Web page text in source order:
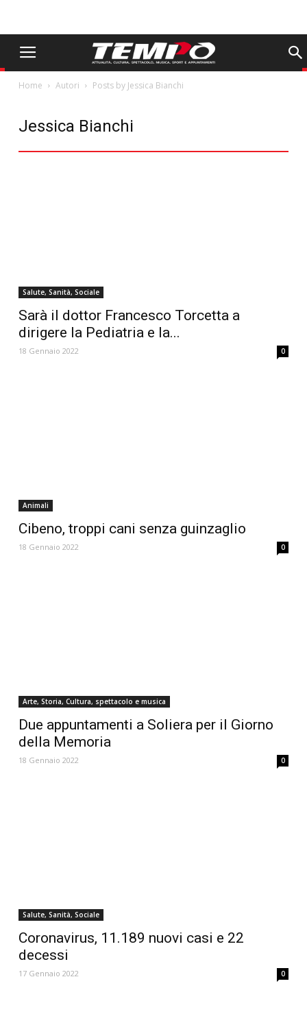
Home Autori Posts by Jessica Bianchi
Jessica Bianchi
Salute, Sanità, Sociale
Sarà il dottor Francesco Torcetta a
dirigere la Pediatria e la...
18 Gennaio 2022 0
Animali
Cibeno, troppi cani senza guinzaglio
18 Gennaio 2022 0
Arte, Storia, Cultura, spettacolo e musica
Due appuntamenti a Soliera per il Giorno
della Memoria
18 Gennaio 2022 0
Salute, Sanità, Sociale
Coronavirus, 11.189 nuovi casi e 22
decessi
17 Gennaio 2022 0